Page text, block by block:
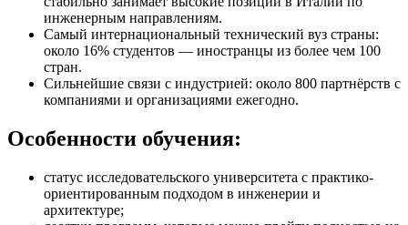
инженерным направлениям.
Самый интернациональный технический вуз страны:
около 16% студентов — иностранцы из более чем 100
стран.
Сильнейшие связи с индустрией: около 800 партнёрств с
компаниями и организациями ежегодно.
Особенности обучения:
статус исследовательского университета с практико-
ориентированным подходом в инженерии и
архитектуре;